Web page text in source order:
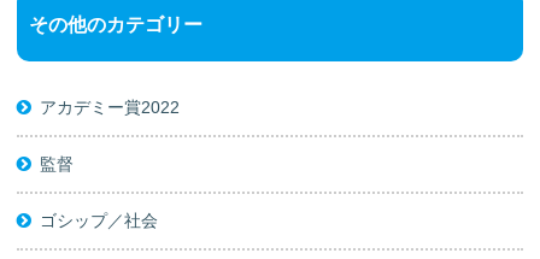
その他のカテゴリー
アカデミー賞2022
監督
ゴシップ／社会